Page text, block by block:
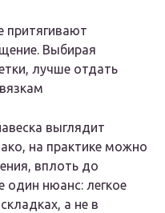
притягивают
Выбирая
лучше отдать
выглядит
на практике можно
вплоть до
один нюанс: легкое
а не в